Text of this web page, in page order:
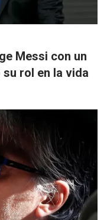
Messi con un
rol en la vida